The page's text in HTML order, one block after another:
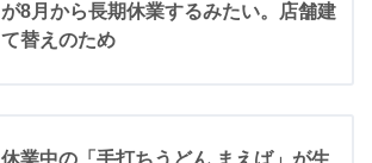
が8月から長期休業するみたい。店舗建
て替えのため
休業中の「手打ちうどん まえば」が生